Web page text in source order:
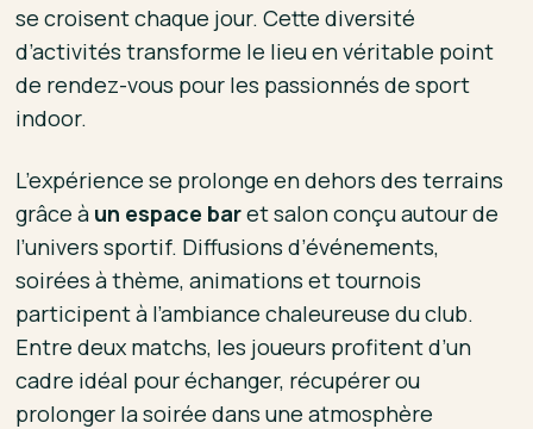
se croisent chaque jour. Cette diversité
d’activités transforme le lieu en véritable point
de rendez-vous pour les passionnés de sport
indoor.
L’expérience se prolonge en dehors des terrains
grâce à un espace baret salon conçu autour de
l’univers sportif. Diffusions d’événements,
soirées à thème, animations et tournois
participent à l’ambiance chaleureuse du club.
Entre deux matchs, les joueurs profitent d’un
cadre idéal pour échanger, récupérer ou
prolonger la soirée dans une atmosphère